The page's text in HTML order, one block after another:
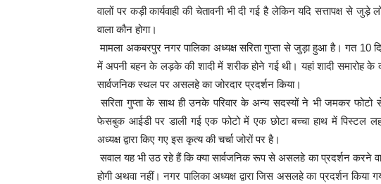
वालों पर कड़ी कार्यवाही की चेतावनी भी दी गई है लेकिन यदि सत्तापक्ष से
वाला कौन होगा।
मामला अकबरपुर नगर पालिका अध्यक्ष सरिता गुप्ता से जुड़ा हुआ है। गत 10
में अपनी बहन के लड़के की शादी में शरीक होने गई थी। यहां शादी समारोह के
सार्वजनिक स्थल पर असलहे का जोरदार प्रदर्शन किया।
सरिता गुप्ता के साथ ही उनके परिवार के अन्य सदस्यों ने भी जमकर फोटो
फेसबुक आईडी पर डाली गई एक फोटो में एक छोटा बच्चा हाथ में पिस्टल
अध्यक्ष द्वारा किए गए इस कृत्य की चर्चा जोरों पर है।
सवाल यह भी उठ रहे हैं कि क्या सार्वजनिक रूप से असलहे का प्रदर्शन करने
होगी अथवा नहीं। नगर पालिका अध्यक्ष द्वारा जिस असलहे का प्रदर्शन किया